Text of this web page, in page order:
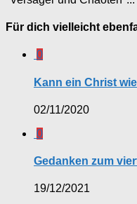
Für dich vielleicht
0
Kann ein Christ
02/11/2020
0
Gedanken zum
19/12/2021